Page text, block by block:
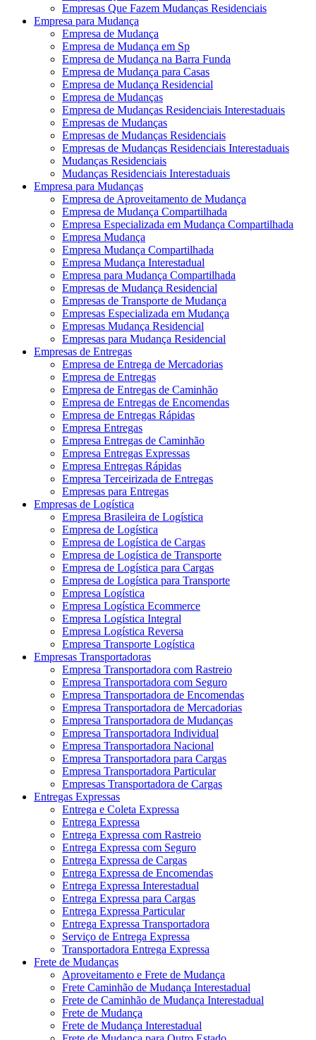
Empresas Que Fazem Mudanças Residenciais
Empresa para Mudança
Empresa de Mudança
Empresa de Mudança em Sp
Empresa de Mudança na Barra Funda
Empresa de Mudança para Casas
Empresa de Mudança Residencial
Empresa de Mudanças
Empresa de Mudanças Residenciais Interestaduais
Empresas de Mudanças
Empresas de Mudanças Residenciais
Empresas de Mudanças Residenciais Interestaduais
Mudanças Residenciais
Mudanças Residenciais Interestaduais
Empresa para Mudanças
Empresa de Aproveitamento de Mudança
Empresa de Mudança Compartilhada
Empresa Especializada em Mudança Compartilhada
Empresa Mudança
Empresa Mudança Compartilhada
Empresa Mudança Interestadual
Empresa para Mudança Compartilhada
Empresas de Mudança Residencial
Empresas de Transporte de Mudança
Empresas Especializada em Mudança
Empresas Mudança Residencial
Empresas para Mudança Residencial
Empresas de Entregas
Empresa de Entrega de Mercadorias
Empresa de Entregas
Empresa de Entregas de Caminhão
Empresa de Entregas de Encomendas
Empresa de Entregas Rápidas
Empresa Entregas
Empresa Entregas de Caminhão
Empresa Entregas Expressas
Empresa Entregas Rápidas
Empresa Terceirizada de Entregas
Empresas para Entregas
Empresas de Logística
Empresa Brasileira de Logística
Empresa de Logística
Empresa de Logística de Cargas
Empresa de Logística de Transporte
Empresa de Logística para Cargas
Empresa de Logística para Transporte
Empresa Logística
Empresa Logística Ecommerce
Empresa Logística Integral
Empresa Logística Reversa
Empresa Transporte Logística
Empresas Transportadoras
Empresa Transportadora com Rastreio
Empresa Transportadora com Seguro
Empresa Transportadora de Encomendas
Empresa Transportadora de Mercadorias
Empresa Transportadora de Mudanças
Empresa Transportadora Individual
Empresa Transportadora Nacional
Empresa Transportadora para Cargas
Empresa Transportadora Particular
Empresas Transportadora de Cargas
Entregas Expressas
Entrega e Coleta Expressa
Entrega Expressa
Entrega Expressa com Rastreio
Entrega Expressa com Seguro
Entrega Expressa de Cargas
Entrega Expressa de Encomendas
Entrega Expressa Interestadual
Entrega Expressa para Cargas
Entrega Expressa Particular
Entrega Expressa Transportadora
Serviço de Entrega Expressa
Transportadora Entrega Expressa
Frete de Mudanças
Aproveitamento e Frete de Mudança
Frete Caminhão de Mudança Interestadual
Frete de Caminhão de Mudança Interestadual
Frete de Mudança
Frete de Mudança Interestadual